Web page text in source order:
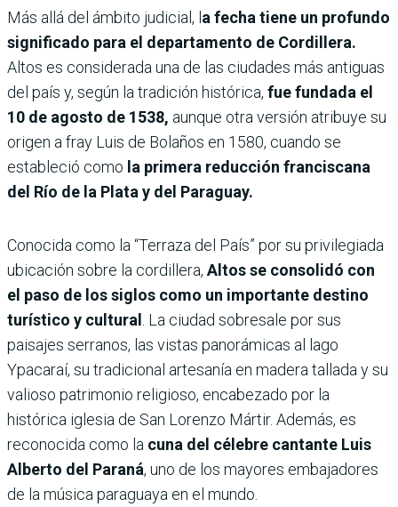
Más allá del ámbito judicial, l a fecha tiene un profundo
significado para el departamento de Cordillera.
Altos es considerada una de las ciudades más antiguas
del país y, según la tradición histórica, fue fundada el
10 de agosto de 1538, aunque otra versión atribuye su
origen a fray Luis de Bolaños en 1580, cuando se
estableció como la primera reducción franciscana
del Río de la Plata y del Paraguay.
Conocida como la “Terraza del País” por su privilegiada
ubicación sobre la cordillera, Altos se consolidó con
el paso de los siglos como un importante destino
turístico y cultural . La ciudad sobresale por sus
paisajes serranos, las vistas panorámicas al lago
Ypacaraí, su tradicional artesanía en madera tallada y su
valioso patrimonio religioso, encabezado por la
histórica iglesia de San Lorenzo Mártir. Además, es
reconocida como la cuna del célebre cantante Luis
Alberto del Paraná, uno de los mayores embajadores
de la música paraguaya en el mundo.